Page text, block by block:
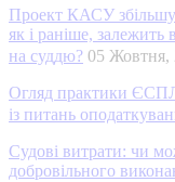
Проект КАСУ
як і раніше, залежить
на суддю? 05 Жовтня,
Огляд практики
із питань
Судові витрати: чи
добровільного